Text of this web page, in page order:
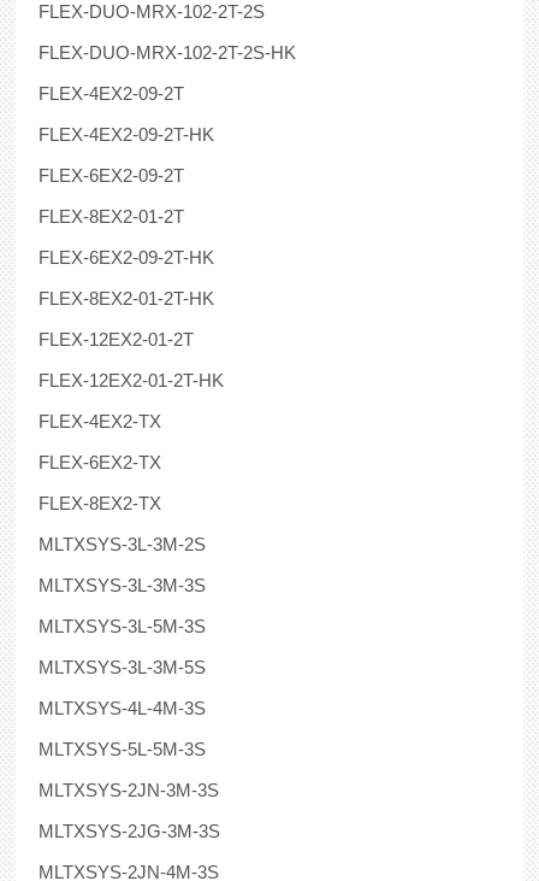
FLEX-DUO-MRX-102-2T-2S
FLEX-DUO-MRX-102-2T-2S-HK
FLEX-4EX2-09-2T
FLEX-4EX2-09-2T-HK
FLEX-6EX2-09-2T
FLEX-8EX2-01-2T
FLEX-6EX2-09-2T-HK
FLEX-8EX2-01-2T-HK
FLEX-12EX2-01-2T
FLEX-12EX2-01-2T-HK
FLEX-4EX2-TX
FLEX-6EX2-TX
FLEX-8EX2-TX
MLTXSYS-3L-3M-2S
MLTXSYS-3L-3M-3S
MLTXSYS-3L-5M-3S
MLTXSYS-3L-3M-5S
MLTXSYS-4L-4M-3S
MLTXSYS-5L-5M-3S
MLTXSYS-2JN-3M-3S
MLTXSYS-2JG-3M-3S
MLTXSYS-2JN-4M-3S